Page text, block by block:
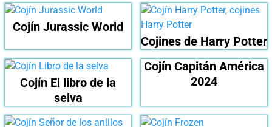
Cojín Jurassic World
Cojines de Harry Potter
Cojín El libro de la
selva
Cojín Capitán América
2024